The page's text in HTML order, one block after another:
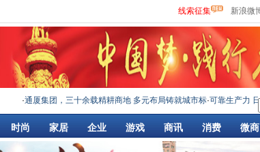
线索征集 新浪微
通厦集团，三十余载精耕商地 多元布局铸就城市标·可靠生产力 日立建
时尚 家居 企业 游戏 商讯 消费 微商